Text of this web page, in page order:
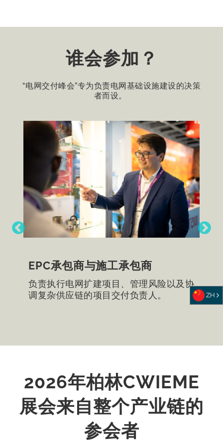
谁会参加？
“电网交付峰会”专为负责电网基础设施建设的决策
者而设。
EPC承包商与施工承包商
负责执行电网扩建项目、管理风险以及协
调复杂供应链的项目交付负责人。
2026年柏林CWIEME
展会来自整个产业链的
参会者
ZH